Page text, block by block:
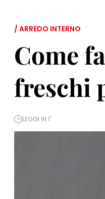
/ ARREDO INTERNO
Come
freschi
LEGGI IN 1'